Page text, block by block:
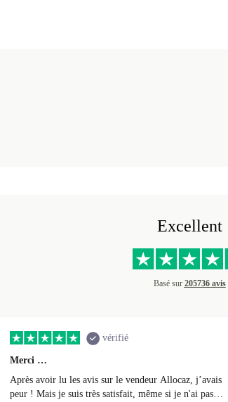
Excellent
Basé sur 205736 avis
vérifié
Merci …
Après avoir lu les avis sur le vendeur Allocaz, j’avais
peur ! Mais je suis très satisfait, même si je n'ai pas